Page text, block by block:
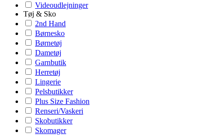
Videoudlejninger
Tøj & Sko
2nd Hand
Børnesko
Børnetøj
Dametøj
Garnbutik
Herretøj
Lingerie
Pelsbutikker
Plus Size Fashion
Renseri/Vaskeri
Skobutikker
Skomager